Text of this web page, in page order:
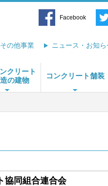
Facebook
その他事業 ニュース・お知ら
クリート
の建物
コンクリート舗装
協同組合連合会